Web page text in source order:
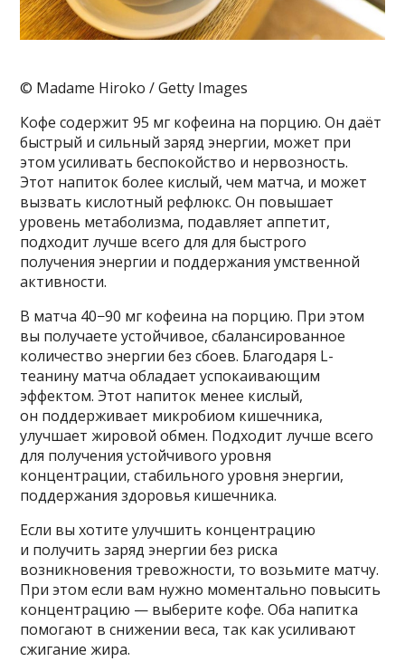
© Madame Hiroko / Getty Images
Кофе содержит 95 мг кофеина на порцию. Он даёт
быстрый и сильный заряд энергии, может при
этом усиливать беспокойство и нервозность.
Этот напиток более кислый, чем матча, и может
вызвать кислотный рефлюкс. Он повышает
уровень метаболизма, подавляет аппетит,
подходит лучше всего для для быстрого
получения энергии и поддержания умственной
активности.
В матча 40−90 мг кофеина на порцию. При этом
вы получаете устойчивое, сбалансированное
количество энергии без сбоев. Благодаря L-
теанину матча обладает успокаивающим
эффектом. Этот напиток менее кислый,
он поддерживает микробиом кишечника,
улучшает жировой обмен. Подходит лучше всего
для получения устойчивого уровня
концентрации, стабильного уровня энергии,
поддержания здоровья кишечника.
Если вы хотите улучшить концентрацию
и получить заряд энергии без риска
возникновения тревожности, то возьмите матчу.
При этом если вам нужно моментально повысить
концентрацию — выберите кофе. Оба напитка
помогают в снижении веса, так как усиливают
сжигание жира.